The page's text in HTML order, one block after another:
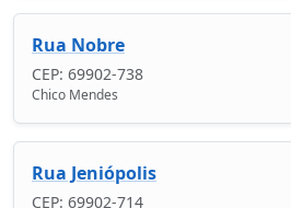
Rua Nobre
CEP: 69902-738
Chico Mendes
Rua Jeniópolis
CEP: 69902-714